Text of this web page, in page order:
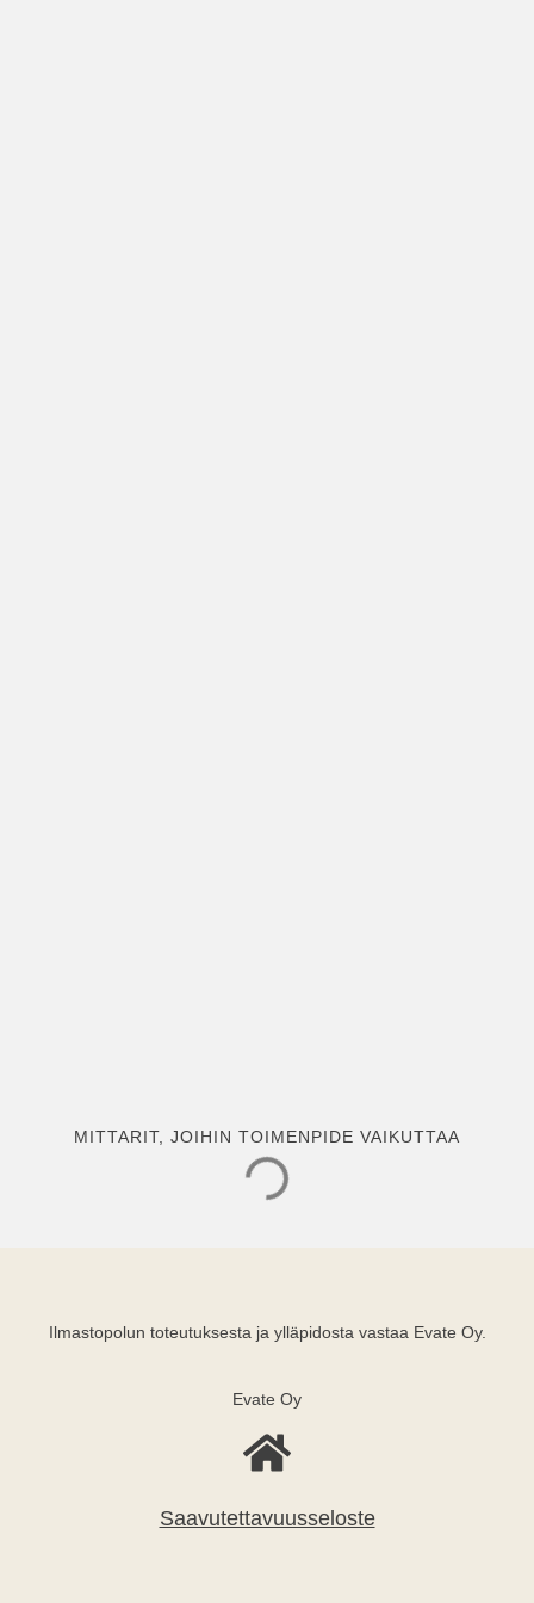
MITTARIT, JOIHIN TOIMENPIDE VAIKUTTAA
Ilmastopolun toteutuksesta ja ylläpidosta vastaa Evate Oy.
Evate Oy
Saavutettavuusseloste